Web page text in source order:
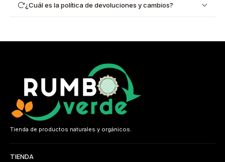
¿Cuál es la política de devoluciones y cambios?
Tienda de productos naturales y orgánicos.
TIENDA